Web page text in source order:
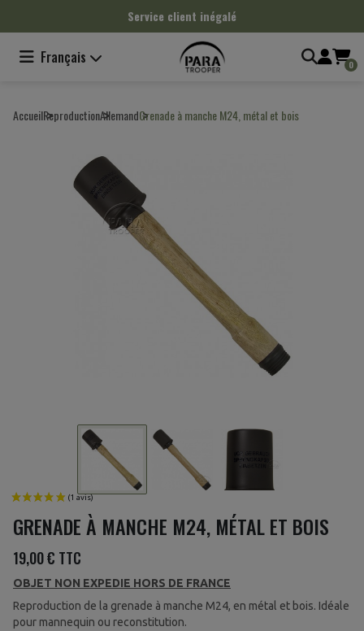
Service client inégalé
Français 0
AccueilReproductionAllemandGrenade à manche M24, métal et bois
GRENADE À MANCHE M24, MÉTAL ET BOIS
19,00 € TTC
OBJET NON EXPEDIE HORS DE FRANCE
Reproduction de la grenade à manche M24, en métal et bois. Idéale
pour mannequin ou reconstitution.